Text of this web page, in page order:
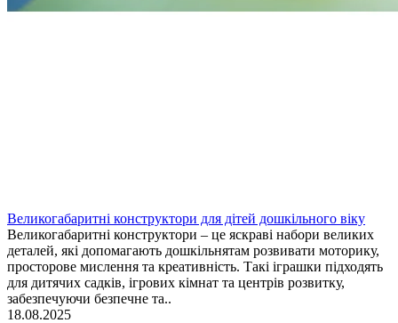
Великогабаритні конструктори для дітей дошкільного віку
Великогабаритні конструктори – це яскраві набори великих
деталей, які допомагають дошкільнятам розвивати моторику,
просторове мислення та креативність. Такі іграшки підходять
для дитячих садків, ігрових кімнат та центрів розвитку,
забезпечуючи безпечне та..
18.08.2025